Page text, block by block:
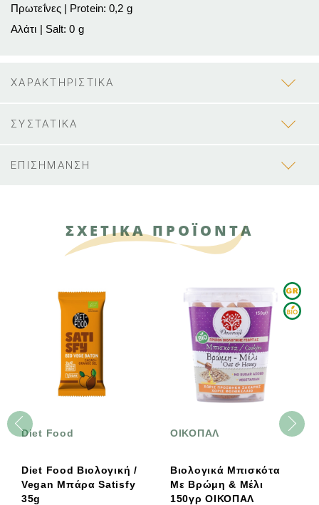
Πρωτεΐνες | Protein: 0,2 g
Αλάτι | Salt: 0 g
ΧΑΡΑΚΤΗΡΙΣΤΙΚΑ
ΣΥΣΤΑΤΙΚΑ
ΕΠΙΣΗΜΑΝΣΗ
ΣΧΕΤΙΚΑ ΠΡΟΪΟΝΤΑ
Diet Food
Diet Food Βιολογική /
Vegan Μπάρα Satisfy
35g
ΟΙΚΟΠΑΛ
Βιολογικά Μπισκότα
Με Βρώμη & Μέλι
150γρ ΟΙΚΟΠΑΛ